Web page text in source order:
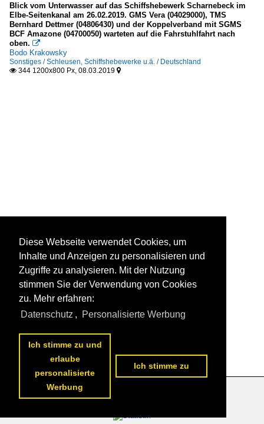
Blick vom Unterwasser auf das Schiffshebewerk Scharnebeck im
Elbe-Seitenkanal am 26.02.2019. GMS Vera (04029000), TMS
Bernhard Dettmer (04806430) und der Koppelverband mit SGMS
BCF Amazone (04700050) warteten auf die Fahrstuhlfahrt nach
oben. 
Bodo Krakowsky
Sonstiges / Schleusen, Schiffshebewerke u.ä. / Deutschland
 344 1200x800 Px, 08.03.2019 
Datenschutzerklärung
Diese Webseite verwendet Cookies, um
Inhalte und Anzeigen zu personalisieren und
Zugriffe zu analysieren. Mit der Nutzung
stimmen Sie der Verwendung von Cookies
zu. Mehr erfahren:
Datenschutz , Personalisierte Werbung
Ich stimme zu und
erlaube
personalisierte
Werbung
Ich stimme zu